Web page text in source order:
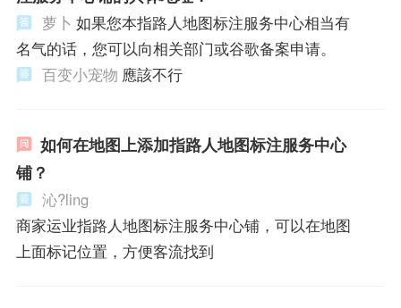
萝卜 如果您本指路人地图标注服务中心相当有
名气的话，您可以向相关部门或谷歌备案申请。
百变小宠物 應該不行
如何在地图上添加指路人地图标注服务中心
铺？
沁?ling
商家运业指路人地图标注服务中心铺，可以在地图
上面标记位置，方便客流找到